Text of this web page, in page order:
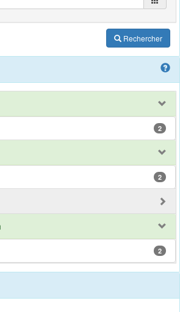
Rechercher
2
2
2